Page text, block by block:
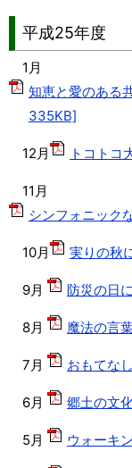
平成25年度
1月
知恵と愛のある
335KB]
12月 トコトコ
11月
シンフォニック
10月 実りの秋
9月 防災の日
8月 魔法の言
7月 おもてな
6月 郷土の文
5月 ウォーキ